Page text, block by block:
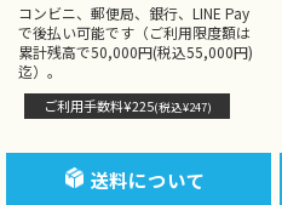
コンビニ、郵便局、銀行、LINE Pay
で後払い可能です（ご利用限度額は
累計残高で50,000円(税込55,000円)
迄）。
ご利用手数料¥225(税込¥247)
送料について